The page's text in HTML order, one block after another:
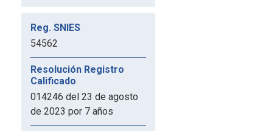
Reg. SNIES
54562
Resolución Registro
Calificado
014246 del 23 de agosto
de 2023 por 7 años